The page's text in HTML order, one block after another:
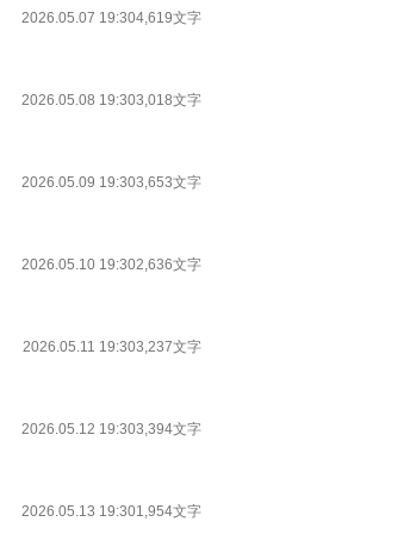
2026.05.07 19:304,619文字
2026.05.08 19:303,018文字
2026.05.09 19:303,653文字
2026.05.10 19:302,636文字
2026.05.11 19:303,237文字
2026.05.12 19:303,394文字
2026.05.13 19:301,954文字